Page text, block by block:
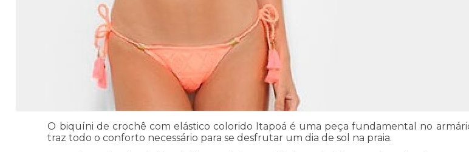
O biquíni de crochê com elástico colorido Itapoá é uma peça fundamental no
traz todo o conforto necessário para se desfrutar um dia de sol na praia.